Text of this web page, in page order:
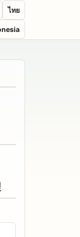
ไทย